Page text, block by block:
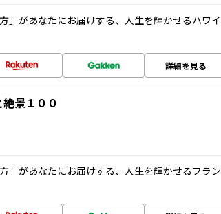
」があなたにお届けする、人生を輝かせるハワイ
詳細を見る
景１００
」があなたにお届けする、人生を輝かせるフラン